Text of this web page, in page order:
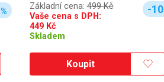
%
Základní cena:499 Kč
Vaše cena s DPH:
449Kč
Skladem
-10
Koupit